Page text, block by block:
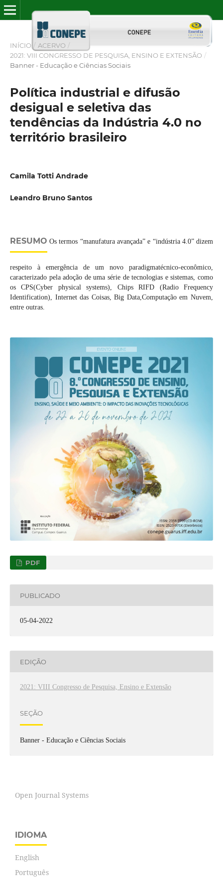
INÍCIO / ACERVO /
2021: VIII CONGRESSO DE PESQUISA, ENSINO E EXTENSÃO /
Banner - Educação e Ciências Sociais
Política industrial e difusão
desigual e seletiva das
tendências da Indústria 4.0 no
território brasileiro
Camila Totti Andrade
Leandro Bruno Santos
RESUMO Os termos “manufatura avançada” e “indústria 4.0” dizem
respeito à emergência de um novo paradigmatécnico-econômico,
caracterizado pela adoção de uma série de tecnologias e sistemas, como
os CPS(Cyber physical systems), Chips RIFD (Radio Frequency
Identification), Internet das Coisas, Big Data,Computação em Nuvem,
entre outras.
PDF
PUBLICADO
05-04-2022
EDIÇÃO
2021: VIII Congresso de Pesquisa, Ensino e Extensão
SEÇÃO
Banner - Educação e Ciências Sociais
Open Journal Systems
IDIOMA
English
Português